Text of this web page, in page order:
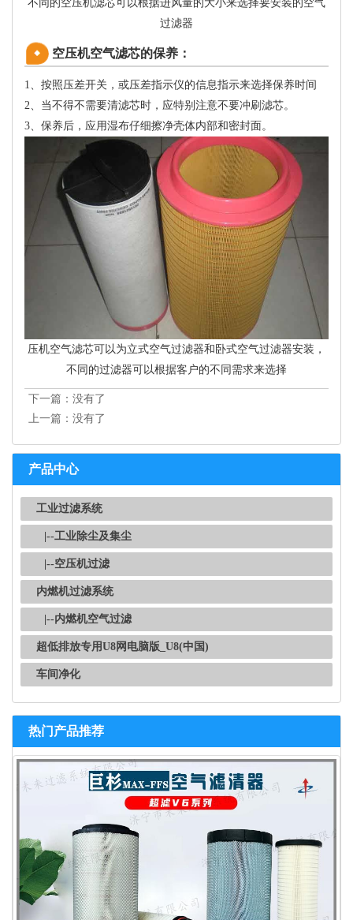
不同的空压机滤芯可以根据进风量的大小来选择要安装的空气
过滤器
空压机空气滤芯的保养：
1、按照压差开关，或压差指示仪的信息指示来选择保养时间
2、当不得不需要清滤芯时，应特别注意不要冲刷滤芯。
3、保养后，应用湿布仔细擦净壳体内部和密封面。
压机空气滤芯可以为立式空气过滤器和卧式空气过滤器安装，
不同的过滤器可以根据客户的不同需求来选择
下一篇：没有了
上一篇：没有了
产品中心
工业过滤系统
|--工业除尘及集尘
|--空压机过滤
内燃机过滤系统
|--内燃机空气过滤
超低排放专用U8网电脑版_U8(中国)
车间净化
热门产品推荐